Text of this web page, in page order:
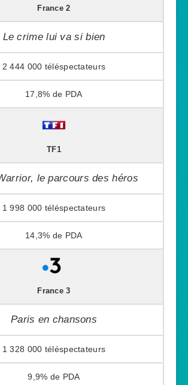
France 2
Le crime lui va si bien
2 444 000
17,8%
TF1
le parcours des héros
1 998 000
14,3%
France 3
Paris en chansons
1 328 000
9,9%